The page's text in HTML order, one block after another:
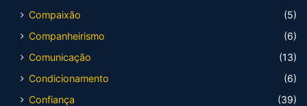
Compaixão
(5)
Companheirismo
(6)
Comunicação
(13)
Condicionamento
(6)
Confiança
(39)